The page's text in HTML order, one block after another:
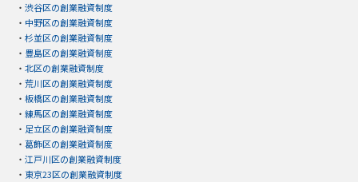
・ 渋谷区の創業融資制度
・ 中野区の創業融資制度
・ 杉並区の創業融資制度
・ 豊島区の創業融資制度
・ 北区の創業融資制度
・ 荒川区の創業融資制度
・ 板橋区の創業融資制度
・ 練馬区の創業融資制度
・ 足立区の創業融資制度
・ 葛飾区の創業融資制度
・ 江戸川区の創業融資制度
・ 東京23区の創業融資制度